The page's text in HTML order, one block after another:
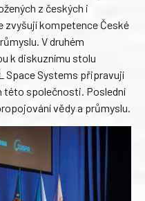
z českých i
zvyšují kompetence České
V druhém
k diskuznímu stolu
Space Systems připravují
této společnosti. Poslední
vědy a průmyslu.